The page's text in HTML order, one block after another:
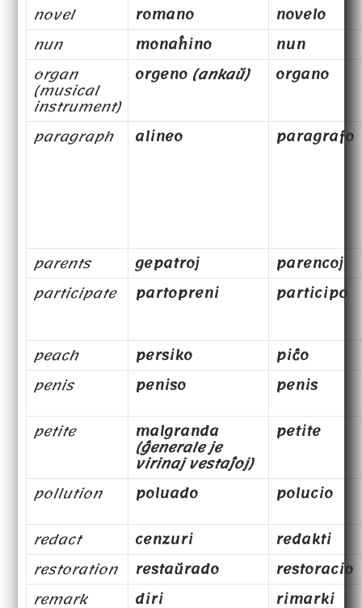
novel
romano
novelo
nun
monaĥino
nun
organ
(musical
instrument)
orgeno (ankaŭ) organo
paragraph alineo paragrafo
parents gepatroj
parencoj
participate
partopreni participo
peach persiko
piĉo
penis
peniso
penis
petite
malgranda
(ĝenerale je
virinaj vestaĵoj)
petite
pollution poluado
polucio
redact
cenzuri
redakti
restoration
restaŭrado
restoracio
remark
diri rimarki